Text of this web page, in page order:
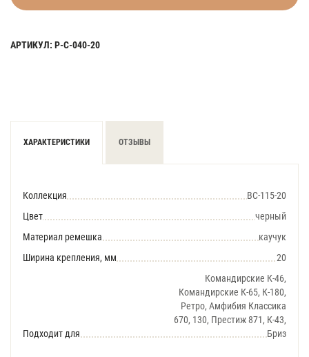
АРТИКУЛ: Р-С-040-20
ХАРАКТЕРИСТИКИ ОТЗЫВЫ
Коллекция
BC-115-20
Цвет
черный
Материал ремешка
каучук
Ширина крепления, мм
20
Подходит для
Командирские К-46,
Командирские К-65, К-180,
Ретро, Амфибия Классика
670, 130, Престиж 871, К-43,
Бриз